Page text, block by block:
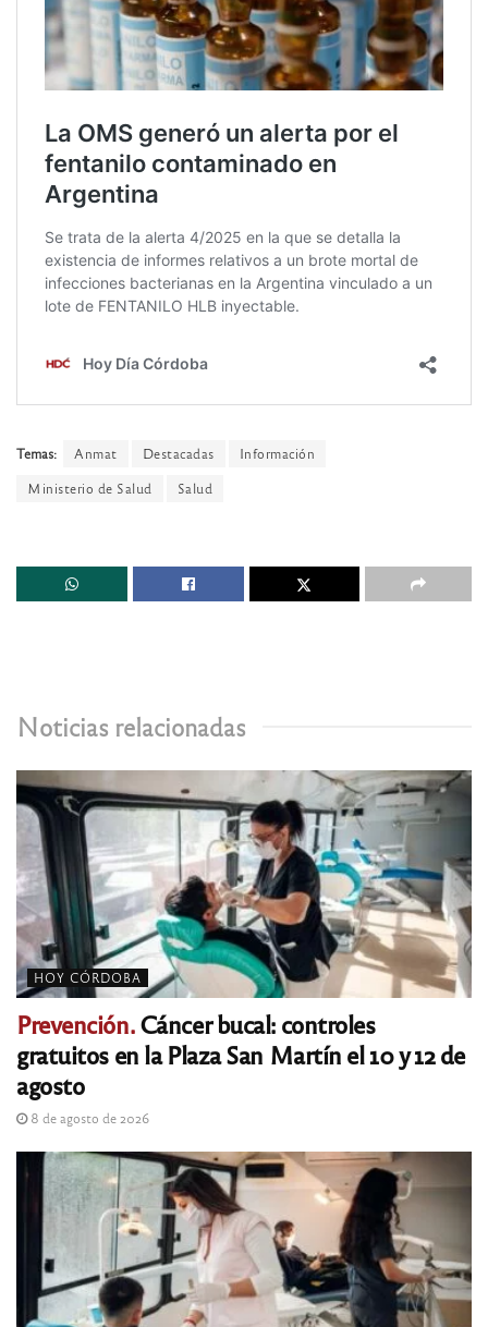
Temas: Anmat Destacadas
Información
Ministerio de Salud
Salud
Noticias relacionadas
HOY CÓRDOBA
Prevención.Cáncer bucal: controles
gratuitos en la Plaza San Martín el 10 y 12 de
agosto
8 de agosto de 2026